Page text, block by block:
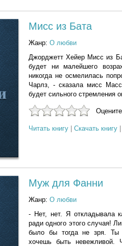
Мисс из Бата
Жанр: О любви
Джорджетт Хейер Мисс из
будет ни малейшего
никогда не осмелилась
Чарлз, - сказала мисс
будет сильного стремления
Читать книгу Скачать книгу
Муж для Фанни
Жанр: О любви
- Нет, нет. Я откладывала
ради одного этого случая!
было бы тогда не зря. Ты
хочешь быть невежливой.